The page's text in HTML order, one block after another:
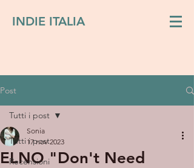
INDIE ITALIA
Post
Tutti i post
Recensioni
Tutti i post
ELNO "Don't Need
Sonia
17 nov 2023